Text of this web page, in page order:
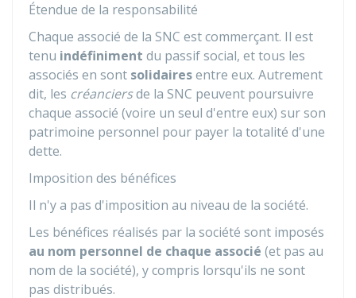
Étendue de la responsabilité
Chaque associé de la SNC est commerçant. Il est
tenu indéfiniment du passif social, et tous les
associés en sont solidairesentre eux. Autrement
dit, les créanciersde la SNC peuvent poursuivre
chaque associé (voire un seul d'entre eux) sur son
patrimoine personnel pour payer la totalité d'une
dette.
Imposition des bénéfices
Il n'y a pas d'imposition au niveau de la société.
Les bénéfices réalisés par la société sont imposés
au nom personnel de chaque associé (et pas au
nom de la société), y compris lorsqu'ils ne sont
pas distribués.